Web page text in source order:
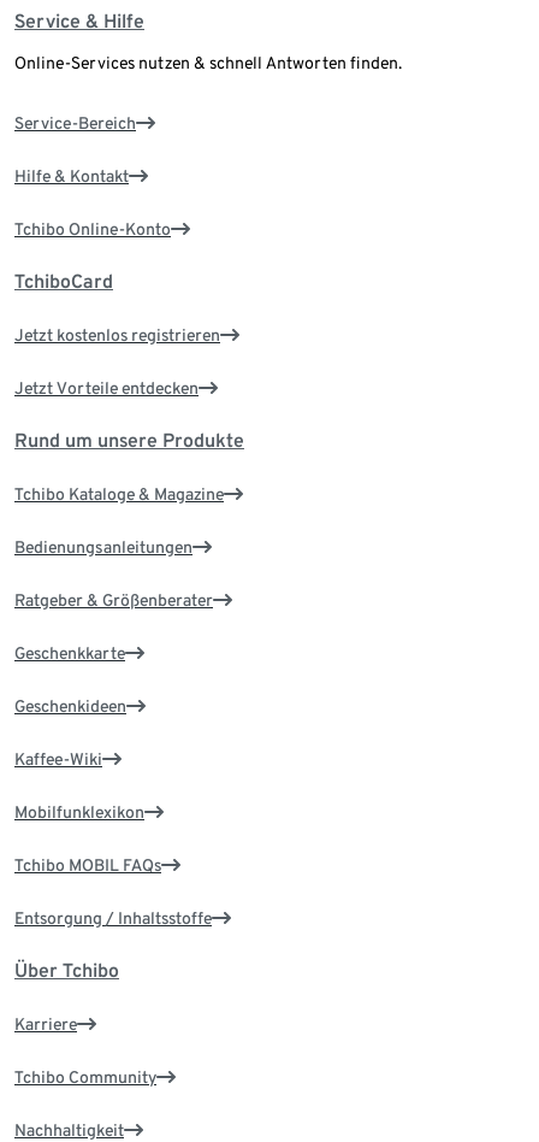
Service & Hilfe
Online-Services nutzen & schnell Antworten finden.
Service-Bereich
Hilfe & Kontakt
Tchibo Online-Konto
TchiboCard
Jetzt kostenlos registrieren
Jetzt Vorteile entdecken
Rund um unsere Produkte
Tchibo Kataloge & Magazine
Bedienungsanleitungen
Ratgeber & Größenberater
Geschenkkarte
Geschenkideen
Kaffee-Wiki
Mobilfunklexikon
Tchibo MOBIL FAQs
Entsorgung / Inhaltsstoffe
Über Tchibo
Karriere
Tchibo Community
Nachhaltigkeit